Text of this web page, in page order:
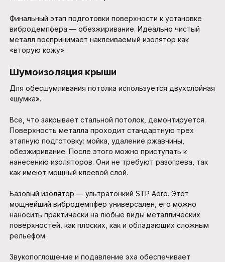
Финальный этап подготовки поверхности к установке
вибродемпфера — обезжиривание. Идеально чистый
металл воспринимает наклеиваемый изолятор как
«вторую кожу».
Шумоизоляция крыши
Для обесшумливания потолка используется двухслойная
«шумка».
Все, что закрывает стальной потолок, демонтируется.
Поверхность металла проходит стандартную трех
этапную подготовку: мойка, удаление ржавчины,
обезжиривание. После этого можно приступать к
нанесению изоляторов. Они не требуют разогрева, так
как имеют мощный клеевой слой.
Базовый изолятор — ультратонкий STP Aero. Этот
мощнейший вибродемпфер универсален, его можно
наносить практически на любые виды металлических
поверхностей, как плоских, как и обладающих сложным
рельефом.
Звукопоглощение и подавление эха обеспечивает